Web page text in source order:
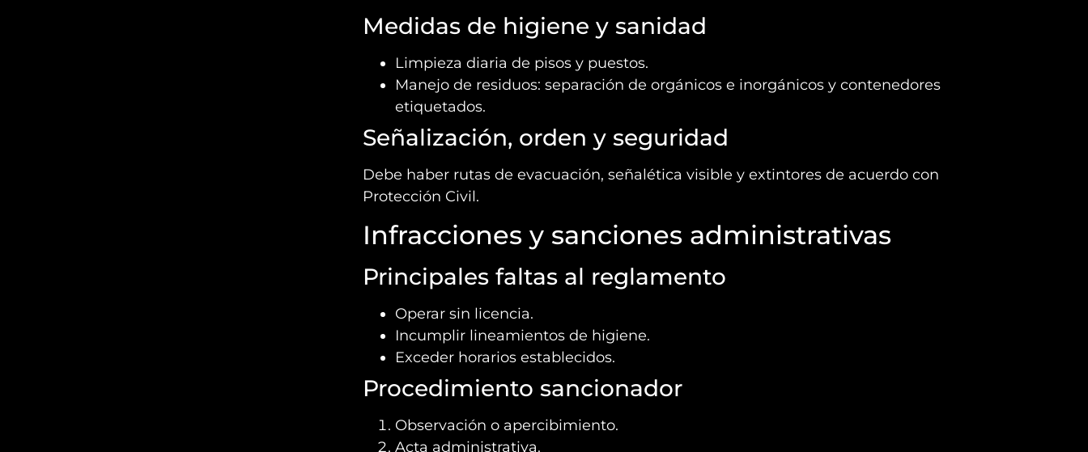
Medidas de higiene y sanidad
Limpieza diaria de pisos y puestos.
Manejo de residuos: separación de orgánicos e inorgánicos y contenedores
etiquetados.
Señalización, orden y seguridad
Debe haber rutas de evacuación, señalética visible y extintores de acuerdo con
Protección Civil.
Infracciones y sanciones administrativas
Principales faltas al reglamento
Operar sin licencia.
Incumplir lineamientos de higiene.
Exceder horarios establecidos.
Procedimiento sancionador
Observación o apercibimiento.
Acta administrativa.